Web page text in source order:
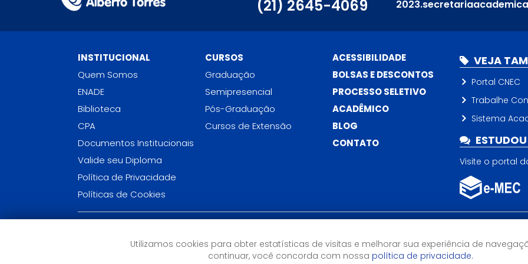
(21) 2645-4069
INSTITUCIONAL
Quem Somos
ENADE
Biblioteca
CPA
Documentos Institucionais
Valide seu Diploma
Política de Privacidade
Políticas de Cookies
CURSOS
Graduação
Semipresencial
Pós-Graduação
Cursos de Extensão
ACESSIBILIDADE
BOLSAS E DESCONTOS
PROCESSO SELETIVO
ACADÊMICO
BLOG
CONTATO
VEJA
Portal CNEC
Trabalhe
Sistema
Visite o portal
FACULDADE CNEC ALBERTO TORRES (RJ)
Rua Presidente Costa e Silva, 212 - Centro
Horário de Atendimento
13h às 21hs
Utilizamos cookies para obter estatísticas de visitas e melhorar sua experiência de
continuar, você concorda com nossa política de privacidade.